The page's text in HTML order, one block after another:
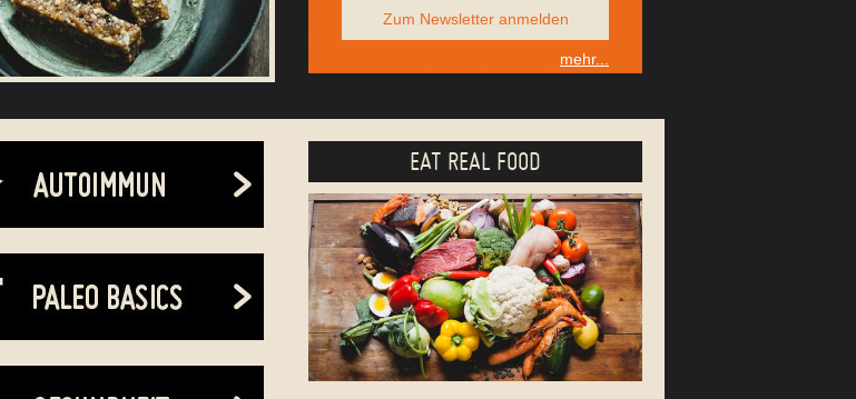
Zum Newsletter anmelden
mehr...
EAT REAL FOOD